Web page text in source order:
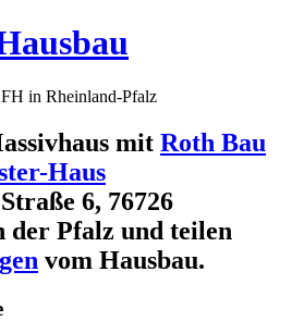
in Rheinland-Pfalz
mit Roth Bau
Haus
6, 76726
der Pfalz und teilen
vom Hausbau.